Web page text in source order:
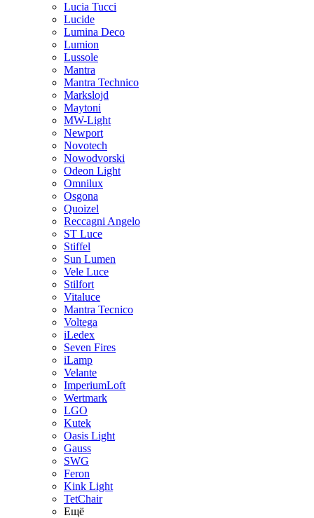
Lucia Tucci
Lucide
Lumina Deco
Lumion
Lussole
Mantra
Mantra Technico
Markslojd
Maytoni
MW-Light
Newport
Novotech
Nowodvorski
Odeon Light
Omnilux
Osgona
Quoizel
Reccagni Angelo
ST Luce
Stiffel
Sun Lumen
Vele Luce
Stilfort
Vitaluce
Mantra Tecnico
Voltega
iLedex
Seven Fires
iLamp
Velante
ImperiumLoft
Wertmark
LGO
Kutek
Oasis Light
Gauss
SWG
Feron
Kink Light
TetСhair
Ещё